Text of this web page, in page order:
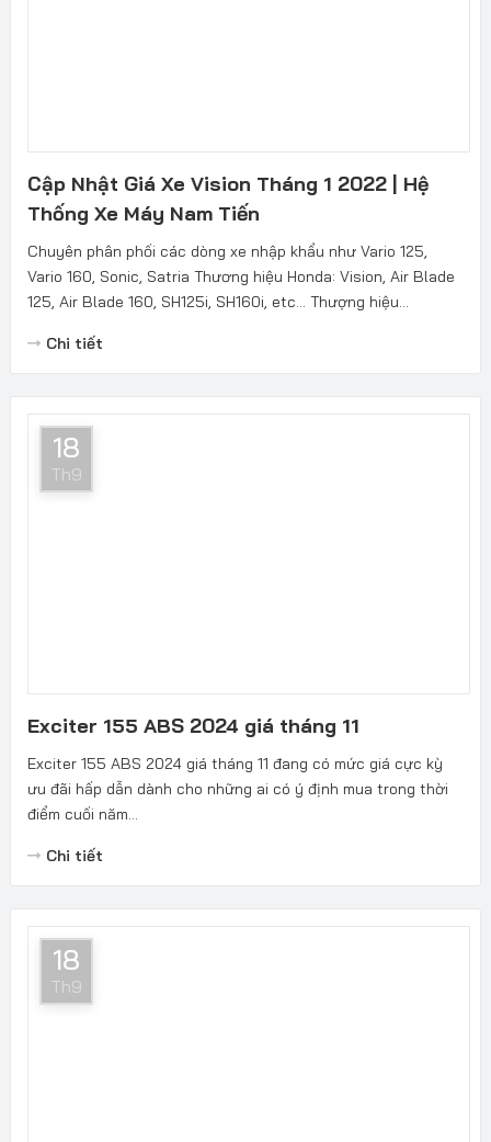
Cập Nhật Giá Xe Vision Tháng 1 2022 | Hệ
Thống Xe Máy Nam Tiến
Chuyên phân phối các dòng xe nhập khẩu như Vario 125,
Vario 160, Sonic, Satria Thương hiệu Honda: Vision, Air Blade
125, Air Blade 160, SH125i, SH160i, etc... Thượng hiệu...
Chi tiết
18
Th9
Exciter 155 ABS 2024 giá tháng 11
Exciter 155 ABS 2024 giá tháng 11 đang có mức giá cực kỳ
ưu đãi hấp dẫn dành cho những ai có ý định mua trong thời
điểm cuối năm...
Chi tiết
18
Th9